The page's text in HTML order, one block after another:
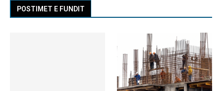
POSTIMET E FUNDIT